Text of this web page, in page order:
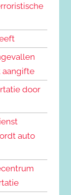
aangifte
door
auto